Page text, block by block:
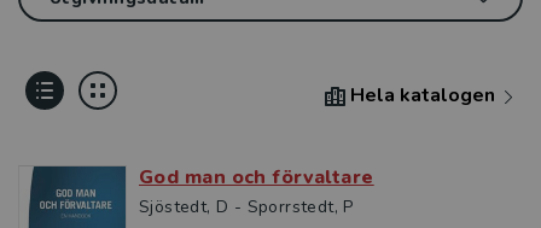
Hela katalogen
God man och förvaltare
Sjöstedt, D - Sporrstedt, P